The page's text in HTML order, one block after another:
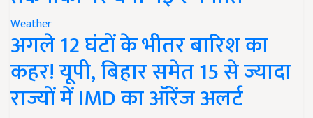
Weather
अगले 12 घंटों के भीतर बारिश का
कहर! यूपी, बिहार समेत 15 से ज्यादा
राज्यों में IMD का ऑरेंज अलर्ट